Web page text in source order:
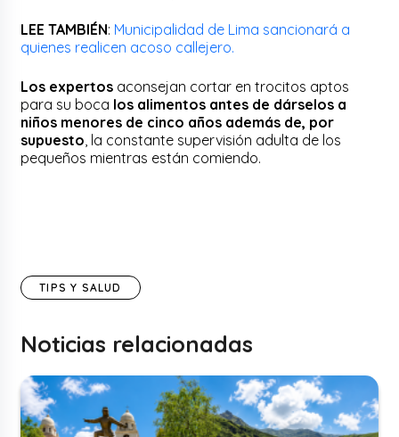
LEE TAMBIÉN: Municipalidad de Lima sancionará a
quienes realicen acoso callejero.
Los expertos aconsejan cortar en trocitos aptos
para su boca los alimentos antes de dárselos a
niños menores de cinco años además de, por
supuesto , la constante supervisión adulta de los
pequeños mientras están comiendo.
TIPS Y SALUD
Noticias relacionadas